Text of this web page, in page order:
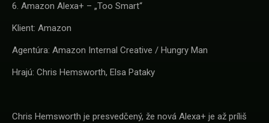
6. Amazon Alexa+ – „Too Smart“
Klient: Amazon
Agentúra: Amazon Internal Creative / Hungry Man
Hrajú: Chris Hemsworth, Elsa Pataky
Chris Hemsworth je presvedčený, že nová Alexa+ je až príliš